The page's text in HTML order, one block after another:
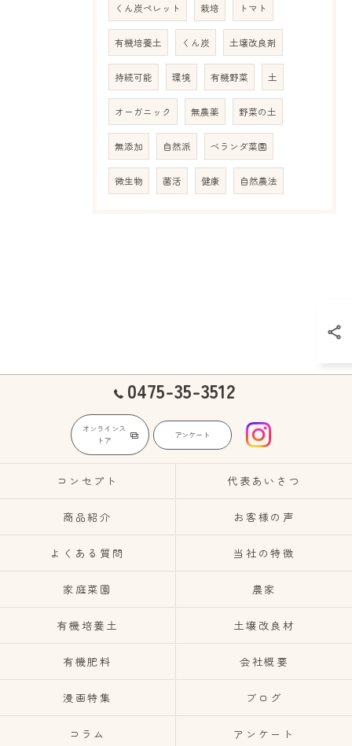
くん炭ペレット 栽培 トマト
有機培養土 くん炭 土壌改良剤
持続可能 環境 有機野菜 土
オーガニック 無農薬 野菜の土
無添加 自然派 ベランダ菜園
微生物 菌活 健康 自然農法
0475-35-3512
オンラインス
トア
アンケート
コンセプト 代表あいさつ
商品紹介 お客様の声
よくある質問 当社の特徴
家庭菜園 農家
有機培養土 土壌改良材
有機肥料 会社概要
漫画特集 ブログ
コラム アンケート